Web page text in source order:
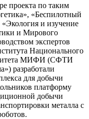
проекта по таким
«Беспилотный
и изучение
и Мирового
экспертов
Национального
МИФИ (СФТИ
разработали
для добычи
платформу
добычи
металла с